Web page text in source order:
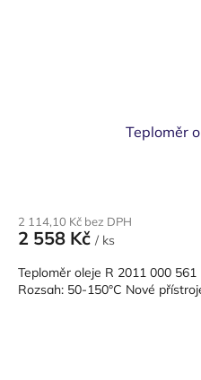
Teploměr
2 114,10 Kč bez DPH
2 558 Kč / ks
Teploměr oleje R 2011 000
Rozsah: 50-150°C Nové